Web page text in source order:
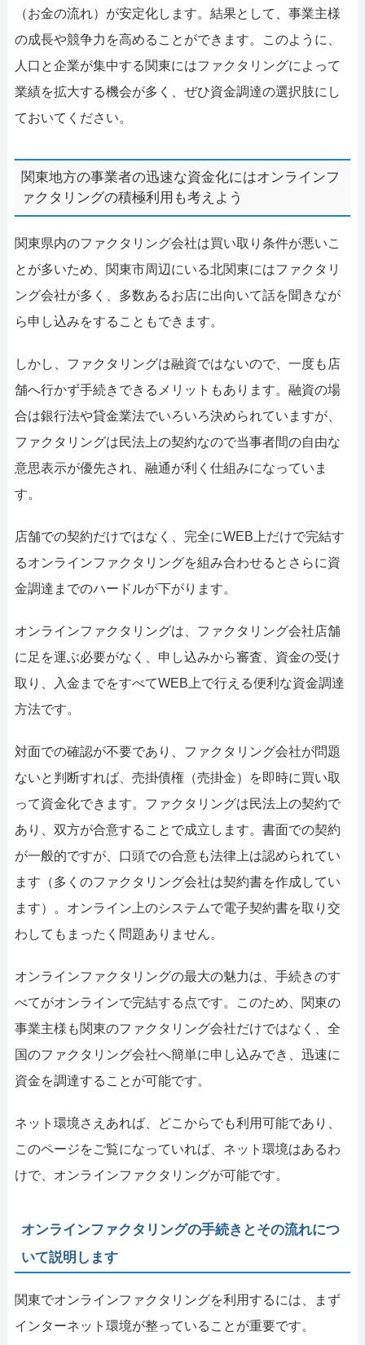
（お金の流れ）が安定化します。結果として、事業主様
の成長や競争力を高めることができます。このように、
人口と企業が集中する関東にはファクタリングによって
業績を拡大する機会が多く、ぜひ資金調達の選択肢にし
ておいてください。
関東地方の事業者の迅速な資金化にはオンラインフ
ァクタリングの積極利用も考えよう
関東県内のファクタリング会社は買い取り条件が悪いこ
とが多いため、関東市周辺にいる北関東にはファクタリ
ング会社が多く、多数あるお店に出向いて話を聞きなが
ら申し込みをすることもできます。
しかし、ファクタリングは融資ではないので、一度も店
舗へ行かず手続きできるメリットもあります。融資の場
合は銀行法や貸金業法でいろいろ決められていますが、
ファクタリングは民法上の契約なので当事者間の自由な
意思表示が優先され、融通が利く仕組みになっていま
す。
店舗での契約だけではなく、完全にWEB上だけで完結す
るオンラインファクタリングを組み合わせるとさらに資
金調達までのハードルが下がります。
オンラインファクタリングは、ファクタリング会社店舗
に足を運ぶ必要がなく、申し込みから審査、資金の受け
取り、入金までをすべてWEB上で行える便利な資金調達
方法です。
対面での確認が不要であり、ファクタリング会社が問題
ないと判断すれば、売掛債権（売掛金）を即時に買い取
って資金化できます。ファクタリングは民法上の契約で
あり、双方が合意することで成立します。書面での契約
が一般的ですが、口頭での合意も法律上は認められてい
ます（多くのファクタリング会社は契約書を作成してい
ます）。オンライン上のシステムで電子契約書を取り交
わしてもまったく問題ありません。
オンラインファクタリングの最大の魅力は、手続きのす
べてがオンラインで完結する点です。このため、関東の
事業主様も関東のファクタリング会社だけではなく、全
国のファクタリング会社へ簡単に申し込みでき、迅速に
資金を調達することが可能です。
ネット環境さえあれば、どこからでも利用可能であり、
このページをご覧になっていれば、ネット環境はあるわ
けで、オンラインファクタリングが可能です。
オンラインファクタリングの手続きとその流れにつ
いて説明します
関東でオンラインファクタリングを利用するには、まず
インターネット環境が整っていることが重要です。